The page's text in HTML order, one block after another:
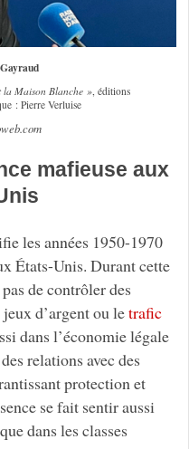
la Maison Blanche », éditions
: Pierre Verluise
mafieuse aux
les années 1950-1970
États-Unis. Durant cette
de contrôler des
d’argent ou letrafic
dans l’économie légale
relations avec des
protection et
se fait sentir aussi
dans les classes